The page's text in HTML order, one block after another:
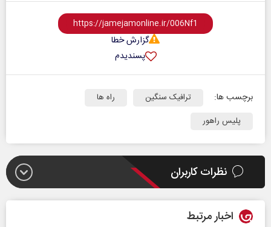
گزارش خطا
پسندیدم
برچسب ها: ترافیک سنگین
راه ها
پلیس راهور
نظرات کاربران
اخبار مرتبط